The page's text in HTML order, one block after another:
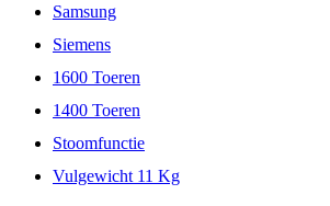
Samsung
Siemens
1600 Toeren
1400 Toeren
Stoomfunctie
Vulgewicht 11 Kg